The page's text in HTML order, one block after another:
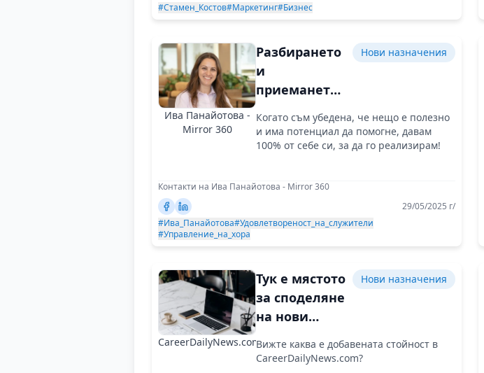
#Стамен_Костов#Маркетинг#Бизнес
Ива Панайотова -
Mirror 360
Разбирането
и
приемането
на
преодоляване
предизвикателство
Нови назначения
Когато съм убедена, че нещо е полезно
и има потенциал да помогне, давам
100% от себе си, за да го реализирам!
Контакти на Ива Панайотова - Mirror 360
29/05/2025 г/
#Ива_Панайотова#Удовлетвореност_на_служители
#Управление_на_хора
CareerDailyNews.com
Тук е мястото
за споделяне
на нови
в
Нови назначения
Вижте каква е добавената стойност в
CareerDailyNews.com?